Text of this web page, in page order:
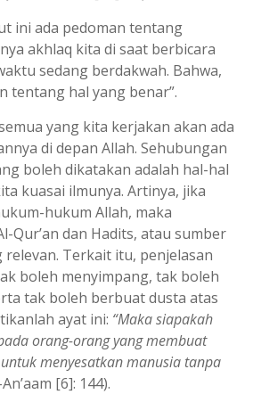
ini ada pedoman tentang
akhlaq kita di saat berbicara
sedang berdakwah. Bahwa,
tentang hal yang benar”.
yang kita kerjakan akan ada
di depan Allah. Sehubungan
boleh dikatakan adalah hal-hal
kuasai ilmunya. Artinya, jika
hukum Allah, maka
Qur’an dan Hadits, atau sumber
relevan. Terkait itu, penjelasan
boleh menyimpang, tak boleh
tak boleh berbuat dusta atas
ayat ini: “Maka siapakah
orang-orang yang membuat
menyesatkan manusia tanpa
[6]: 144).